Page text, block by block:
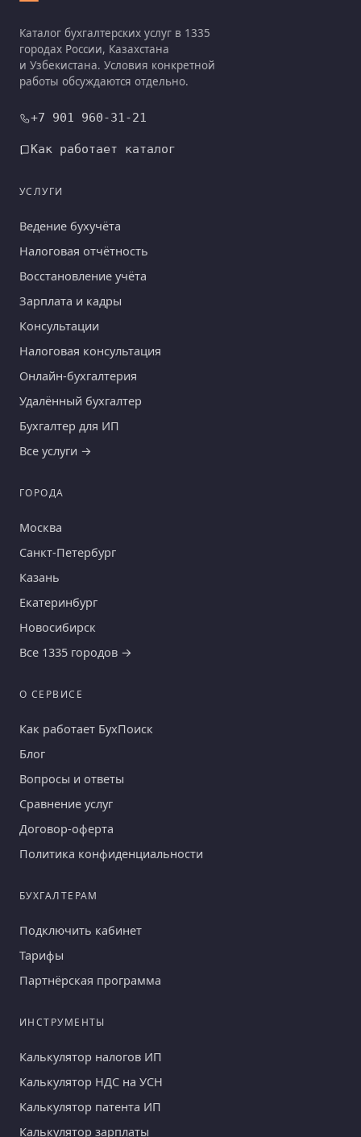
Каталог бухгалтерских услуг в 1335
городах России, Казахстана
и Узбекистана. Условия конкретной
работы обсуждаются отдельно.
+7 901 960-31-21
Как работает каталог
УСЛУГИ
Ведение бухучёта
Налоговая отчётность
Восстановление учёта
Зарплата и кадры
Консультации
Налоговая консультация
Онлайн-бухгалтерия
Удалённый бухгалтер
Бухгалтер для ИП
Все услуги →
ГОРОДА
Москва
Санкт-Петербург
Казань
Екатеринбург
Новосибирск
Все 1335 городов →
О СЕРВИСЕ
Как работает БухПоиск
Блог
Вопросы и ответы
Сравнение услуг
Договор-оферта
Политика конфиденциальности
БУХГАЛТЕРАМ
Подключить кабинет
Тарифы
Партнёрская программа
ИНСТРУМЕНТЫ
Калькулятор налогов ИП
Калькулятор НДС на УСН
Калькулятор патента ИП
Калькулятор зарплаты